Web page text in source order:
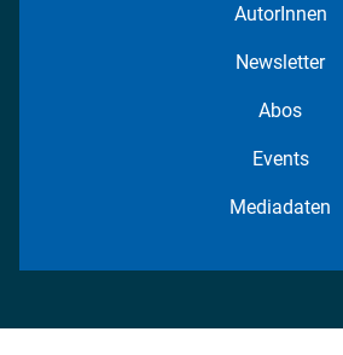
AutorInnen
Newsletter
Abos
Events
Mediadaten